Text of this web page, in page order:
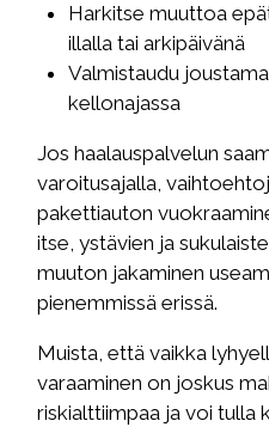
Harkitse muuttoa
illalla tai arkipäivänä
Valmistaudu
kellonajassa
Jos haalauspalvelun
varoitusajalla,
pakettiauton
itse, ystävien ja
muuton jakaminen
pienemmissä erissä.
Muista, että vaikka
varaaminen on joskus
riskialttiimpaa ja voi tulla